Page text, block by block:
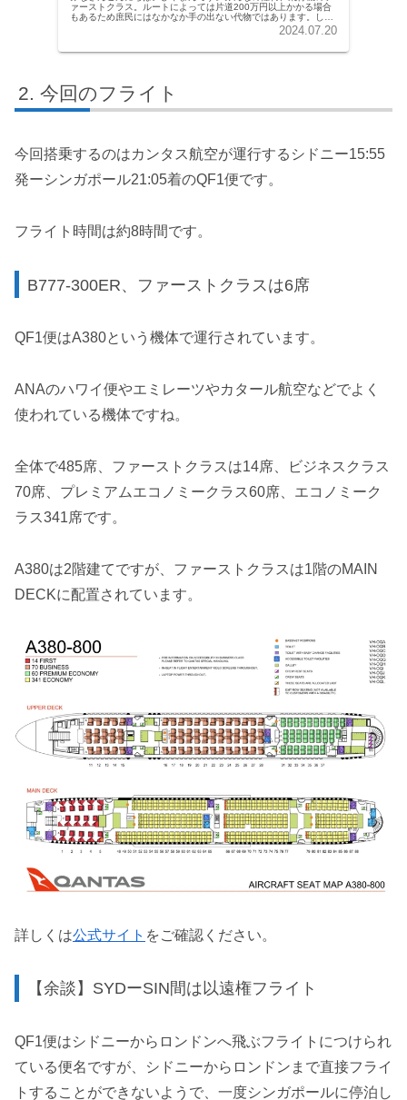
ァーストクラス。ルートによっては片道200万円以上かかる場合
もあるため庶民にはなかなか手の出ない代物ではあります。しか
しながら世界一周航空券を使えばかなりお得にファーストクラス
2024.07.20
今回のフライト
今回搭乗するのはカンタス航空が運行するシドニー15:55
発ーシンガポール21:05着のQF1便です。
フライト時間は約8時間です。
B777-300ER、ファーストクラスは6席
QF1便はA380という機体で運行されています。
ANAのハワイ便やエミレーツやカタール航空などでよく
使われている機体ですね。
全体で485席、ファーストクラスは14席、ビジネスクラス
70席、プレミアムエコノミークラス60席、エコノミーク
ラス341席です。
A380は2階建てですが、ファーストクラスは1階のMAIN
DECKに配置されています。
詳しくは公式サイト をご確認ください。
【余談】SYDーSIN間は以遠権フライト
QF1便はシドニーからロンドンへ飛ぶフライトにつけられ
ている便名ですが、シドニーからロンドンまで直接フライ
トすることができないようで、一度シンガポールに停泊し